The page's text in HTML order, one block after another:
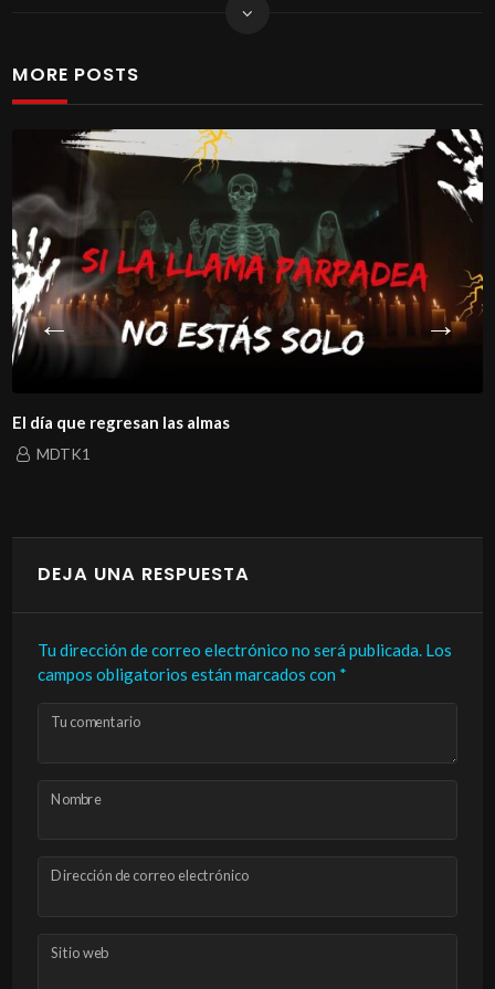
MORE POSTS
El día que regresan las almas
MDTK1
DEJA UNA RESPUESTA
Tu dirección de correo electrónico no será publicada. Los
campos obligatorios están marcados con *
Tu comentario
Nombre
Dirección de correo electrónico
Sitio web